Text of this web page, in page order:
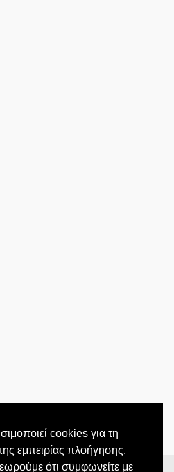
cookies για τη
εμπειρίας πλοήγησης.
ότι συμφωνείτε με